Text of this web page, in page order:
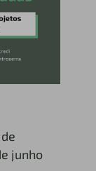
junho